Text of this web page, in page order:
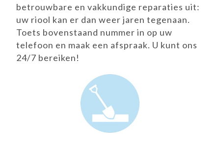
betrouwbare en vakkundige reparaties uit:
uw riool kan er dan weer jaren tegenaan.
Toets bovenstaand nummer in op uw
telefoon en maak een afspraak. U kunt ons
24/7 bereiken!